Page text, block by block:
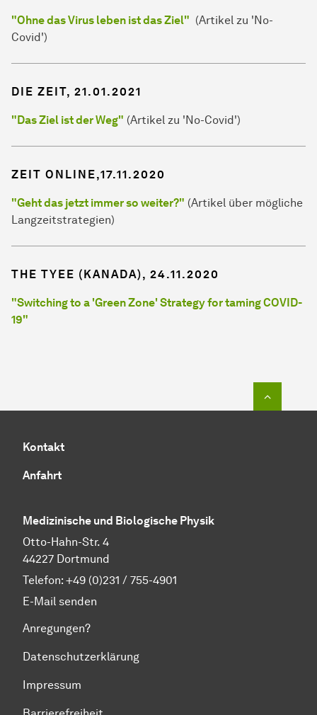
"Ohne das Virus leben ist das Ziel" (Artikel zu 'No-
Covid')
DIE ZEIT, 21.01.2021
"Das Ziel ist der Weg" (Artikel zu 'No-Covid')
ZEIT ONLINE,17.11.2020
"Geht das jetzt immer so weiter?" (Artikel über mögliche
Langzeitstrategien)
THE TYEE (KANADA), 24.11.2020
"Switching to a 'Green Zone' Strategy for taming COVID-
19"
Kontakt
Anfahrt
Medizinische und Biologische Physik
Otto-Hahn-Str. 4
44227 Dortmund
Telefon: +49 (0)231 / 755-4901
E-Mail senden
Anregungen?
Datenschutzerklärung
Impressum